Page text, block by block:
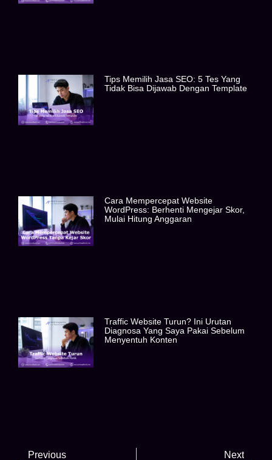
Tips Memilih Jasa SEO: 5 Tes Yang
Tidak Bisa Dijawab Dengan Template
Cara Mempercepat Website
WordPress: Berhenti Mengejar Skor,
Mulai Hitung Anggaran
Traffic Website Turun? Ini Urutan
Diagnosa Yang Saya Pakai Sebelum
Menyentuh Konten
Previous Next